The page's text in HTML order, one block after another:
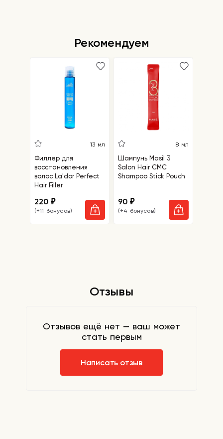
Рекомендуем
13 мл
Филлер для
восстановления
волос La'dor Perfect
Hair Filler
220 ₽
(+11 бонусов)
8 мл
Шампунь Masil 3
Salon Hair CMC
Shampoo Stick Pouch
90 ₽
(+4 бонусов)
Отзывы
Отзывов ещё нет — ваш может
стать первым
Написать отзыв